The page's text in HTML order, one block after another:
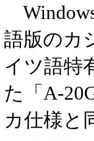
語版のカ
イツ語特
た「A-
カ仕様と